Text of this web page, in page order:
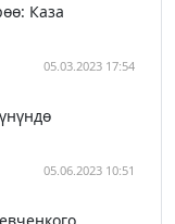
Каза
05.03.2023 17:54
05.06.2023 10:51